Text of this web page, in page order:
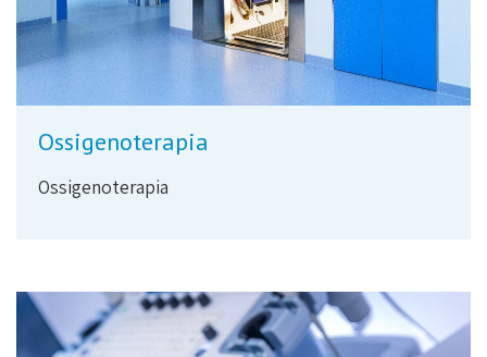
Ossigenoterapia
Ossigenoterapia